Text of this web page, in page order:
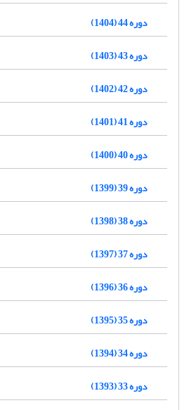
دوره 44 (1404)
دوره 43 (1403)
دوره 42 (1402)
دوره 41 (1401)
دوره 40 (1400)
دوره 39 (1399)
دوره 38 (1398)
دوره 37 (1397)
دوره 36 (1396)
دوره 35 (1395)
دوره 34 (1394)
دوره 33 (1393)